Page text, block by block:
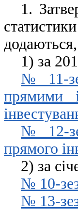
1.
1) за
№ 11-
прямими
№ 12-
прямого
2) за
№ 10-зез
№ 13-